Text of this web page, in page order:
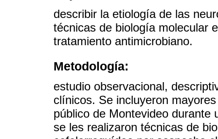
describir la etiología de las
técnicas de biología molecular
tratamiento antimicrobiano.
Metodología:
estudio observacional,
clínicos. Se incluyeron
público de Montevideo durante
se les realizaron técnicas de